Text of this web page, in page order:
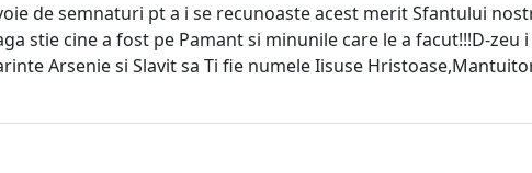
de semnaturi pt a i se recunoaste acest merit Sfantului
stie cine a fost pe Pamant si minunile care le a facut!!!D-
Arsenie si Slavit sa Ti fie numele Iisuse